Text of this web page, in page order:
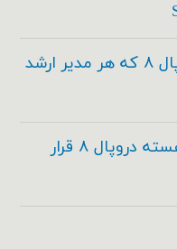
۲۴ مطلب در مورد دروپال ۸ که هر مدیر ارشد
۱۰ ویژگی جدید که در هسته دروپال ۸ قرار